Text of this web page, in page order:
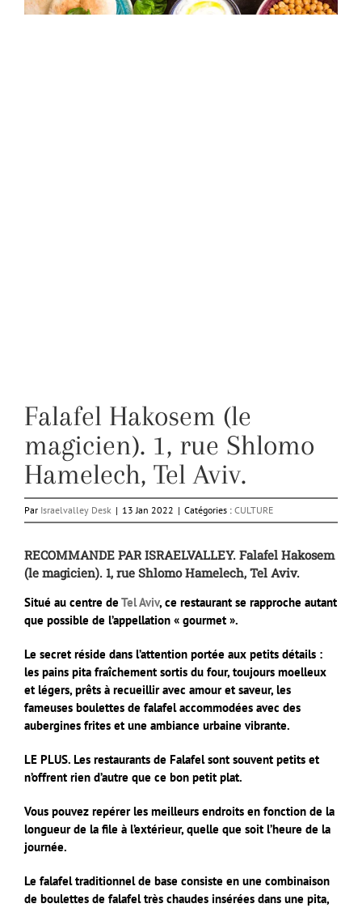
Falafel Hakosem (le
magicien). 1, rue Shlomo
Hamelech, Tel Aviv.
Par Israelvalley Desk | 13 Jan 2022 | Catégories : CULTURE
RECOMMANDE PAR ISRAELVALLEY. Falafel Hakosem
(le magicien). 1, rue Shlomo Hamelech, Tel Aviv.
Situé au centre de Tel Aviv, ce restaurant se rapproche autant
que possible de l’appellation « gourmet ».
Le secret réside dans l’attention portée aux petits détails :
les pains pita fraîchement sortis du four, toujours moelleux
et légers, prêts à recueillir avec amour et saveur, les
fameuses boulettes de falafel accommodées avec des
aubergines frites et une ambiance urbaine vibrante.
LE PLUS. Les restaurants de Falafel sont souvent petits et
n’offrent rien d’autre que ce bon petit plat.
Vous pouvez repérer les meilleurs endroits en fonction de la
longueur de la file à l’extérieur, quelle que soit l’heure de la
journée.
Le falafel traditionnel de base consiste en une combinaison
de boulettes de falafel très chaudes insérées dans une pita,